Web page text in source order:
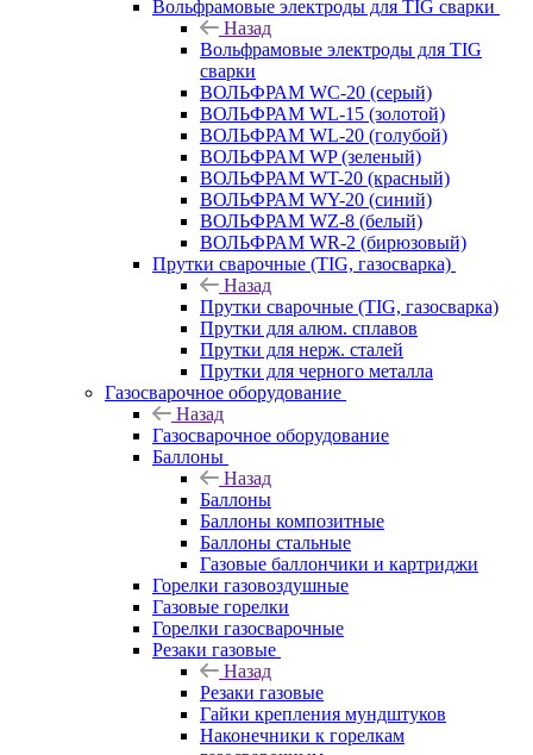
Вольфрамовые электроды для TIG сварки
Назад
Вольфрамовые электроды для TIG
сварки
ВОЛЬФРАМ WC-20 (серый)
ВОЛЬФРАМ WL-15 (золотой)
ВОЛЬФРАМ WL-20 (голубой)
ВОЛЬФРАМ WP (зеленый)
ВОЛЬФРАМ WT-20 (красный)
ВОЛЬФРАМ WY-20 (синий)
ВОЛЬФРАМ WZ-8 (белый)
ВОЛЬФРАМ WR-2 (бирюзовый)
Прутки сварочные (TIG, газосварка)
Назад
Прутки сварочные (TIG, газосварка)
Прутки для алюм. сплавов
Прутки для нерж. сталей
Прутки для черного металла
Газосварочное оборудование
Назад
Газосварочное оборудование
Баллоны
Назад
Баллоны
Баллоны композитные
Баллоны стальные
Газовые баллончики и картриджи
Горелки газовоздушные
Газовые горелки
Горелки газосварочные
Резаки газовые
Назад
Резаки газовые
Гайки крепления мундштуков
Наконечники к горелкам